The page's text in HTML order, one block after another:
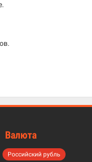
Валюта
Российский рубль